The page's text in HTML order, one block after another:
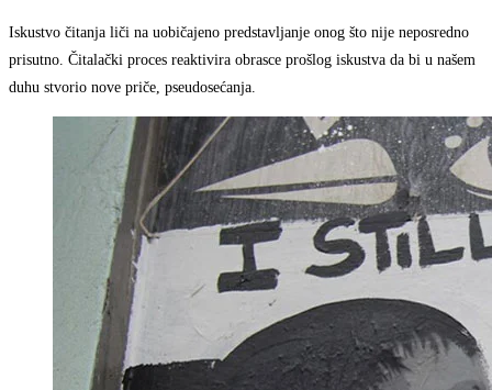
Iskustvo čitanja liči na uobičajeno predstavljanje onog što nije neposredno
prisutno. Čitalački proces reaktivira obrasce prošlog iskustva da bi u našem
duhu stvorio nove priče, pseudosećanja.